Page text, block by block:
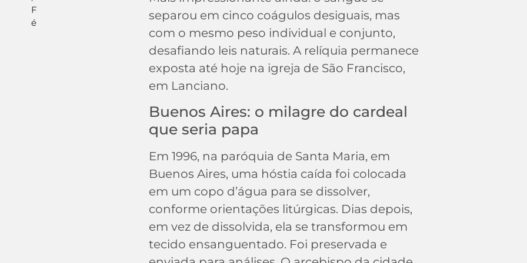
F
é
separou em cinco coágulos desiguais, mas
com o mesmo peso individual e conjunto,
desafiando leis naturais. A relíquia permanece
exposta até hoje na igreja de São Francisco,
em Lanciano.
Buenos Aires: o milagre do cardeal
que seria papa
Em 1996, na paróquia de Santa Maria, em
Buenos Aires, uma hóstia caída foi colocada
em um copo d’água para se dissolver,
conforme orientações litúrgicas. Dias depois,
em vez de dissolvida, ela se transformou em
tecido ensanguentado. Foi preservada e